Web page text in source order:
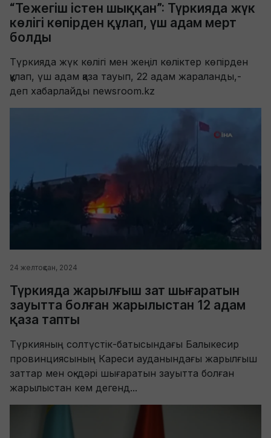
“Тежегіш істен шыққан”: Түркияда жүк
көлігі көпірден құлап, үш адам мерт
болды
Түркияда жүк көлігі мен жеңіл көліктер көпірден
құлап, үш адам қаза тауып, 22 адам жараланды,-
деп хабарлайды newsroom.kz
24 желтоқсан, 2024
Түркияда жарылғыш зат шығаратын
зауытта болған жарылыстан 12 адам
қаза тапты
Түркияның солтүстік-батысындағы Балыкесир
провинциясының Кареси ауданындағы жарылғыш
заттар мен оқ-дәрі шығаратын зауытта болған
жарылыстан кем дегенд...